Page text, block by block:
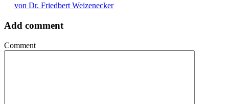
von Dr. Friedbert Weizenecker
Add comment
Comment